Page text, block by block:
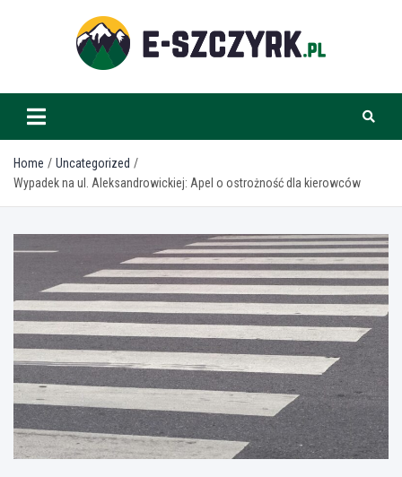
e-szczyrk.pl
Home
Uncategorized
Wypadek na ul. Aleksandrowickiej: Apel o ostrożność dla kierowców